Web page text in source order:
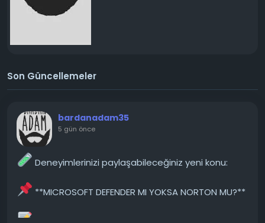
Son Güncellemeler
bardanadam35
5 gün önce
Deneyimlerinizi paylaşabileceğiniz yeni konu:
**MICROSOFT DEFENDER MI YOKSA NORTON MU?**